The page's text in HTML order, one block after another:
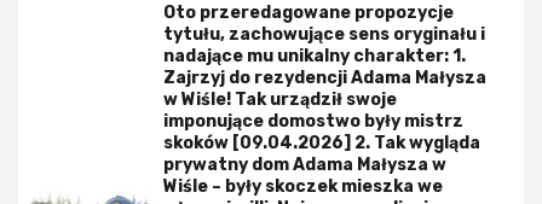
Oto przeredagowane propozycje
tytułu, zachowujące sens oryginału i
nadające mu unikalny charakter: 1.
Zajrzyj do rezydencji Adama Małysza
w Wiśle! Tak urządził swoje
imponujące domostwo były mistrz
skoków [09.04.2026] 2. Tak wygląda
prywatny dom Adama Małysza w
Wiśle – były skoczek mieszka we